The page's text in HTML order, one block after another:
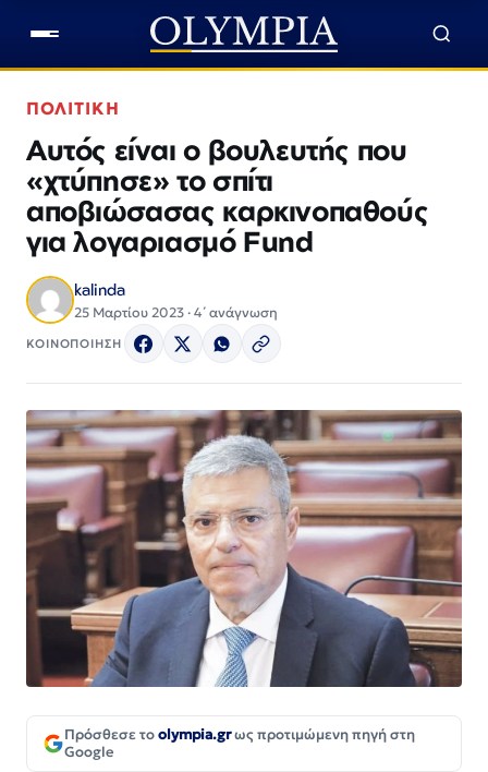
ΠΟΛΙΤΙΚΗ
Αυτός είναι ο βουλευτής που
«χτύπησε» το σπίτι
αποβιώσασας καρκινοπαθούς
για λογαριασμό Fund
kalinda
25 Μαρτίου 2023 · 4΄ ανάγνωση
ΚΟΙΝΟΠΟΙΗΣΗ
Πρόσθεσε τοolympia.grως προτιμώμενη πηγή στη
Google